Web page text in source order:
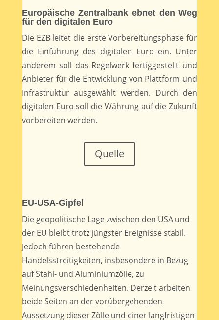
Europäische Zentralbank ebnet den Weg
für den digitalen Euro
Die EZB leitet die erste Vorbereitungsphase für
die Einführung des digitalen Euro ein. Unter
anderem soll das Regelwerk fertiggestellt und
Anbieter für die Entwicklung von Plattform und
Infrastruktur ausgewählt werden. Durch den
digitalen Euro soll die Währung auf die Zukunft
vorbereiten werden.
Quelle
EU-USA-Gipfel
Die geopolitische Lage zwischen den USA und
der EU bleibt trotz jüngster Ereignisse stabil.
Jedoch führen bestehende
Handelsstreitigkeiten, insbesondere in Bezug
auf Stahl- und Aluminiumzölle, zu
Meinungsverschiedenheiten. Derzeit arbeiten
beide Seiten an der vorübergehenden
Aussetzung dieser Zölle und einer langfristigen